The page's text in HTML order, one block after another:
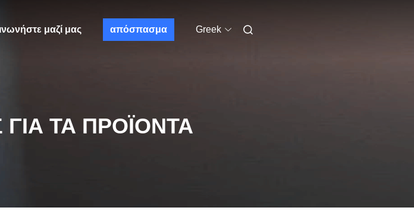
μαζί μας απόσπασμα Greek
ΤΑ ΠΡΟΪΌΝΤΑ